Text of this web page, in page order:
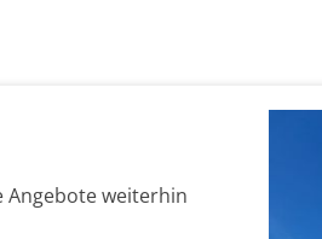
Angebote weiterhin